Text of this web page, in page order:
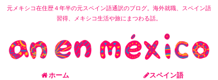
元メキシコ在住歴４年半の元スペイン語通訳のブログ。海外就職、スペイン語
習得、メキシコ生活や旅にまつわる話。
ホーム スペイン語